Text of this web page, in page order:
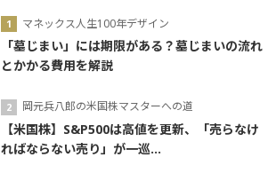
マネックス人生100年デザイン
「墓じまい」には期限がある？墓じまいの流れ
とかかる費用を解説
岡元兵八郎の米国株マスターへの道
【米国株】S&P500は高値を更新、「売らなけ
ればならない売り」が一巡...